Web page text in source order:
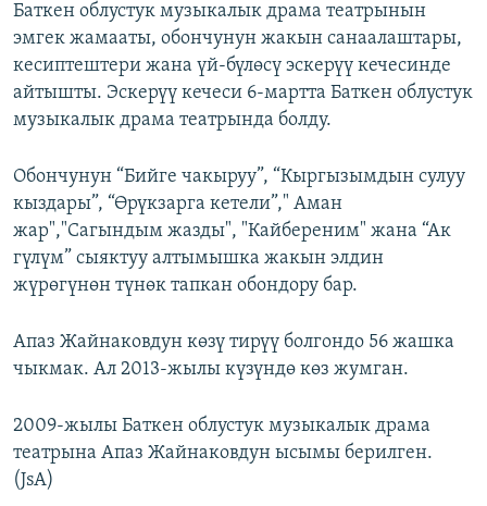
Баткен облустук музыкалык драма театрынын
эмгек жамааты, обончунун жакын санаалаштары,
кесиптештери жана үй-бүлөсү эскерүү кечесинде
айтышты. Эскерүү кечеси 6-мартта Баткен облустук
музыкалык драма театрында болду.
Обончунун “Бийге чакыруу”, “Кыргызымдын сулуу
кыздары”, “Өрүкзарга кетели”," Аман
жар","Сагындым жазды", "Кайбереним" жана “Ак
гүлүм” сыяктуу алтымышка жакын элдин
жүрөгүнөн түнөк тапкан обондору бар.
Апаз Жайнаковдун көзү тирүү болгондо 56 жашка
чыкмак. Ал 2013-жылы күзүндө көз жумган.
2009-жылы Баткен облустук музыкалык драма
театрына Апаз Жайнаковдун ысымы берилген.
(JsA)